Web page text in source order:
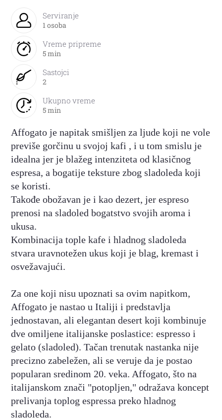
Serviranje
1 osoba
Vreme pripreme
5 min
Sastojci
2
Ukupno vreme
5 min
Affogato je napitak smišljen za ljude koji ne vole
previše gorčinu u svojoj kafi , i u tom smislu je
idealna jer je blažeg intenziteta od klasičnog
espresa, a bogatije teksture zbog sladoleda koji
se koristi.
Takođe obožavan je i kao dezert, jer espreso
prenosi na sladoled bogatstvo svojih aroma i
ukusa.
Kombinacija tople kafe i hladnog sladoleda
stvara uravnotežen ukus koji je blag, kremast i
osvežavajući.
Za one koji nisu upoznati sa ovim napitkom,
Affogato je nastao u Italiji i predstavlja
jednostavan, ali elegantan desert koji kombinuje
dve omiljene italijanske poslastice: espresso i
gelato (sladoled). Tačan trenutak nastanka nije
precizno zabeležen, ali se veruje da je postao
popularan sredinom 20. veka. Affogato, što na
italijanskom znači "potopljen," odražava koncept
prelivanja toplog espressa preko hladnog
sladoleda.